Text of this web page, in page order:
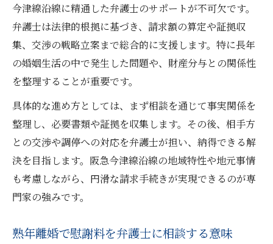
今津線沿線に精通した弁護士のサポートが不可欠です。
弁護士は法律的根拠に基づき、請求額の算定や証拠収
集、交渉の戦略立案まで総合的に支援します。特に長年
の婚姻生活の中で発生した問題や、財産分与との関係性
を整理することが重要です。
具体的な進め方としては、まず相談を通じて事実関係を
整理し、必要書類や証拠を収集します。その後、相手方
との交渉や調停への対応を弁護士が担い、納得できる解
決を目指します。阪急今津線沿線の地域特性や地元事情
も考慮しながら、円滑な請求手続きが実現できるのが専
門家の強みです。
熟年離婚で慰謝料を弁護士に相談する意味